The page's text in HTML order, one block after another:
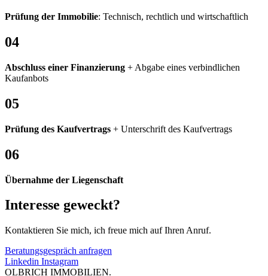
Prüfung der Immo­bilie: Tech­nisch, recht­lich und wirt­schaft­lich
04
Abschluss einer Finan­zie­rung + Abgabe eines verbind­li­chen
Kauf­an­bots
05
Prüfung des Kauf­ver­trags + Unter­schrift des Kauf­ver­trags
06
Über­nahme der Liegen­schaft
Inter­esse geweckt?
Kontak­tieren Sie mich, ich freue mich auf Ihren Anruf.
Beratungs­gespräch anfragen
Linkedin Instagram
OLBRICH IMMOBILIEN.